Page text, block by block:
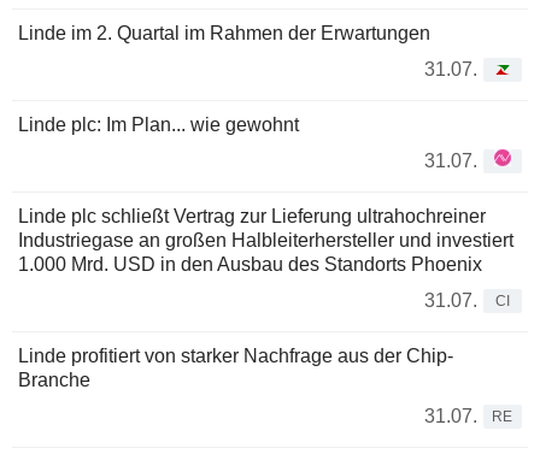
Linde im 2. Quartal im Rahmen der Erwartungen
31.07.
Linde plc: Im Plan... wie gewohnt
31.07.
Linde plc schließt Vertrag zur Lieferung ultrahochreiner
Industriegase an großen Halbleiterhersteller und investiert
1.000 Mrd. USD in den Ausbau des Standorts Phoenix
31.07.
CI
Linde profitiert von starker Nachfrage aus der Chip-
Branche
31.07.
RE